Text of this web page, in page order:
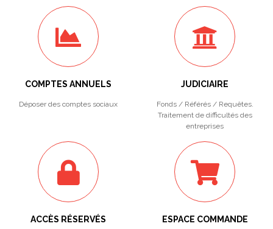
COMPTES ANNUELS
Déposer des comptes sociaux
JUDICIAIRE
Fonds / Référés / Requêtes.
Traitement de difficultés des
entreprises
ACCÈS RÉSERVÉS ESPACE COMMANDE